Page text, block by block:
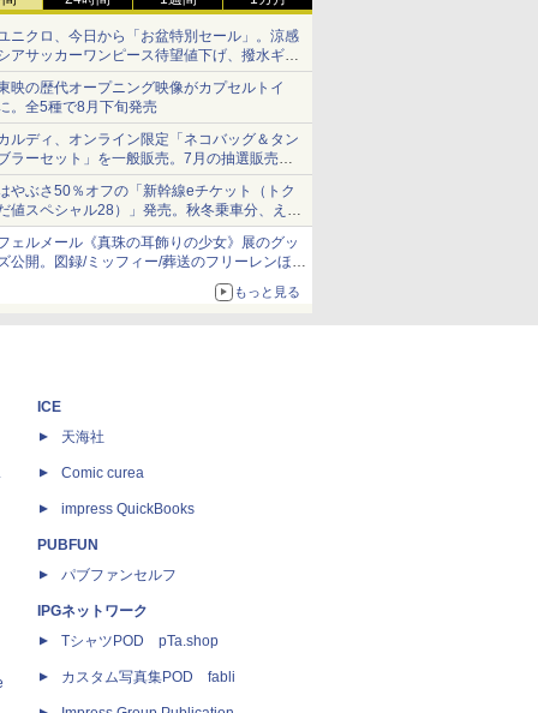
ニクロ、今日から「お盆特別セール」。涼感
アサッカーワンピース待望値下げ、撥水ギア
ョーツは1990円に
映の歴代オープニング映像がカプセルトイ
。全5種で8月下旬発売
ルディ、オンライン限定「ネコバッグ＆タン
ラーセット」を一般販売。7月の抽選販売の
選無効分
やぶさ50％オフの「新幹線eチケット（トク
値スペシャル28）」発売。秋冬乗車分、えき
っと限定
ェルメール《真珠の耳飾りの少女》展のグッ
公開。図録/ミッフィー/葬送のフリーレンほ
もっと見る
ICE
天海社
Comic curea
impress QuickBooks
PUBFUN
パブファンセルフ
IPGネットワーク
TシャツPOD pTa.shop
カスタム写真集POD fabli